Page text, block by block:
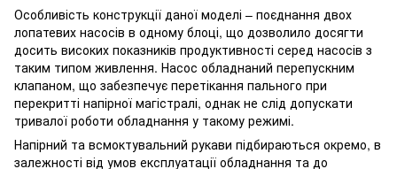
Особливість конструкції даної моделі – поєднання двох
лопатевих насосів в одному блоці, що дозволило досягти
досить високих показників продуктивності серед насосів з
таким типом живлення. Насос обладнаний перепускним
клапаном, що забезпечує перетікання пального при
перекритті напірної магістралі, однак не слід допускати
тривалої роботи обладнання у такому режимі.
Напірний та всмоктувальний рукави підбираються окремо, в
залежності від умов експлуатації обладнання та до